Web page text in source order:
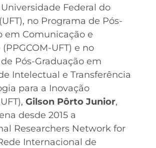
Federal do
no Programa de Pós-
em Comunicação e
UFT) e no
Pós-Graduação em
Intelectual e Transferência
para a Inovação
Gilson Pôrto Junior,
desde 2015 a
Researchers Network for
Internacional de